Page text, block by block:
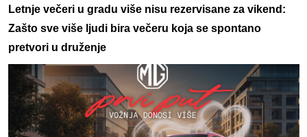
Letnje večeri u gradu više nisu rezervisane za vikend:
Zašto sve više ljudi bira večeru koja se spontano
pretvori u druženje